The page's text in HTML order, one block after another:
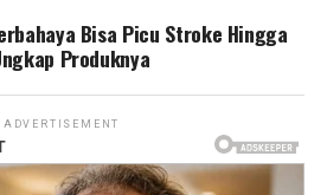
Bisa Picu Stroke Hingga
Produknya
ADVERTISEMENT